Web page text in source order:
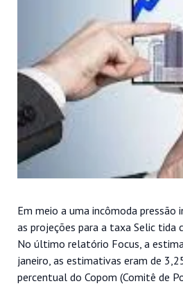
Em meio a uma incômoda
as projeções para a taxa Selic
No último relatório Focus, a
janeiro, as estimativas eram de
percentual do Copom (Comitê de